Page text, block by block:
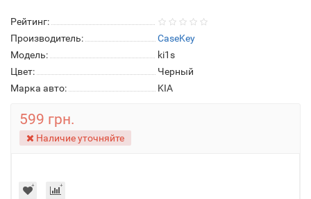
Рейтинг:
Производитель:
CaseKey
Модель:
ki1s
Цвет:
Черный
Марка авто:
KIA
599 грн.
Наличие уточняйте